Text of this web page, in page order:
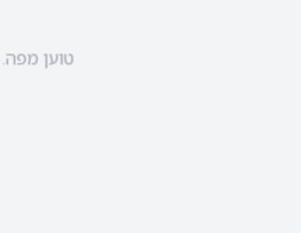
טוען מפה...